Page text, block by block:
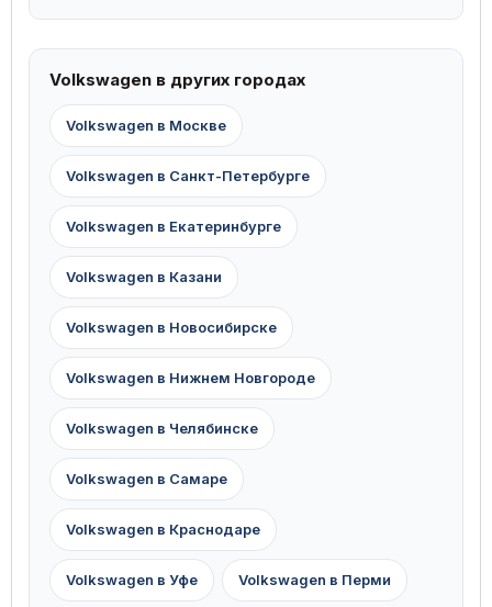
Volkswagen в других городах
Volkswagen в Москве
Volkswagen в Санкт-Петербурге
Volkswagen в Екатеринбурге
Volkswagen в Казани
Volkswagen в Новосибирске
Volkswagen в Нижнем Новгороде
Volkswagen в Челябинске
Volkswagen в Самаре
Volkswagen в Краснодаре
Volkswagen в Уфе Volkswagen в Перми